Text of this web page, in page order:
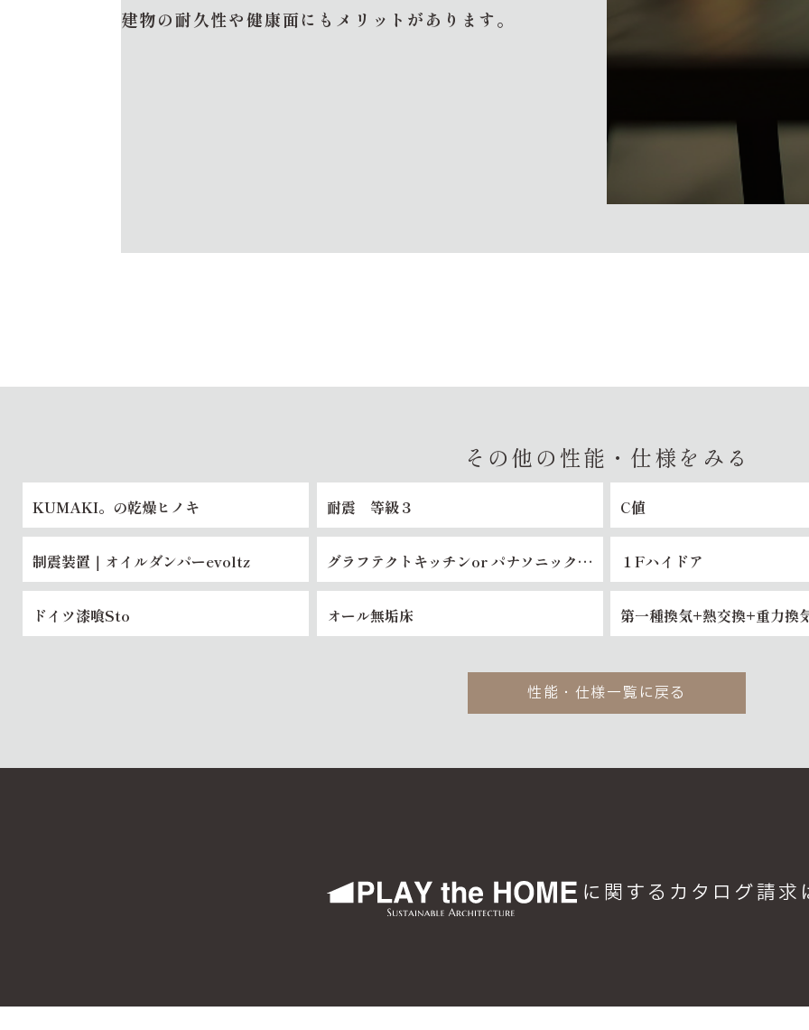
建物の耐久性や健康面にもメリットがあります。
その他の性能・仕様をみる
KUMAKI。の乾燥ヒノキ 耐震 等級３ C値
制震装置｜オイルダンパーevoltz
グラフテクトキッチンor パナソニックキ
ッチン
１Fハイドア
ドイツ漆喰Sto オール無垢床 第一種換気+熱交換+重力換
性能・仕様一覧に戻る
に関するカタログ請求